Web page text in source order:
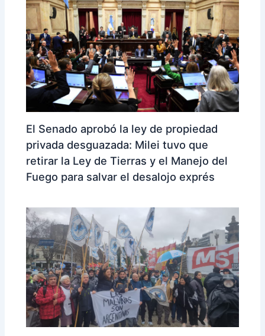
El Senado aprobó la ley de propiedad
privada desguazada: Milei tuvo que
retirar la Ley de Tierras y el Manejo del
Fuego para salvar el desalojo exprés